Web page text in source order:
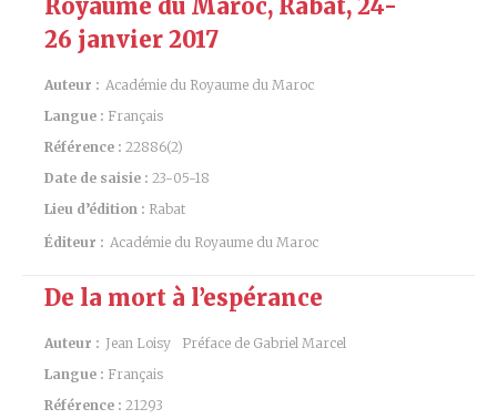
Royaume du Maroc, Rabat, 24-
26 janvier 2017
Auteur : Académie du Royaume du Maroc
Langue : Français
Référence : 22886(2)
Date de saisie : 23-05-18
Lieu d’édition : Rabat
Éditeur : Académie du Royaume du Maroc
De la mort à l’espérance
Auteur : Jean Loisy
Préface de Gabriel Marcel
Langue : Français
Référence : 21293